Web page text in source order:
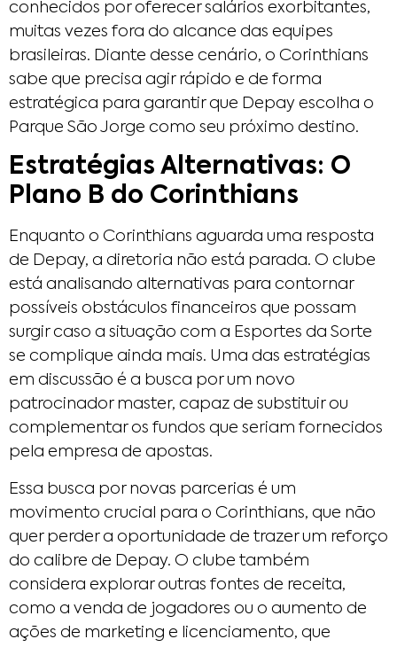
conhecidos por oferecer salários exorbitantes,
muitas vezes fora do alcance das equipes
brasileiras. Diante desse cenário, o Corinthians
sabe que precisa agir rápido e de forma
estratégica para garantir que Depay escolha o
Parque São Jorge como seu próximo destino.
Estratégias Alternativas: O
Plano B do Corinthians
Enquanto o Corinthians aguarda uma resposta
de Depay, a diretoria não está parada. O clube
está analisando alternativas para contornar
possíveis obstáculos financeiros que possam
surgir caso a situação com a Esportes da Sorte
se complique ainda mais. Uma das estratégias
em discussão é a busca por um novo
patrocinador master, capaz de substituir ou
complementar os fundos que seriam fornecidos
pela empresa de apostas.
Essa busca por novas parcerias é um
movimento crucial para o Corinthians, que não
quer perder a oportunidade de trazer um reforço
do calibre de Depay. O clube também
considera explorar outras fontes de receita,
como a venda de jogadores ou o aumento de
ações de marketing e licenciamento, que